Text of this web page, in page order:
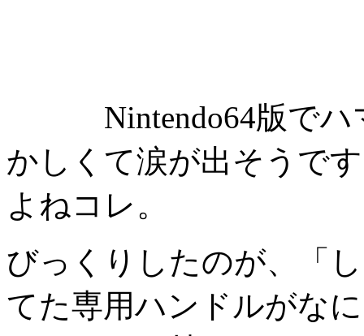
Nintendo64版で
かしくて涙が出そうで
よねコレ。
びっくりしたのが、「
てた専用ハンドルがな